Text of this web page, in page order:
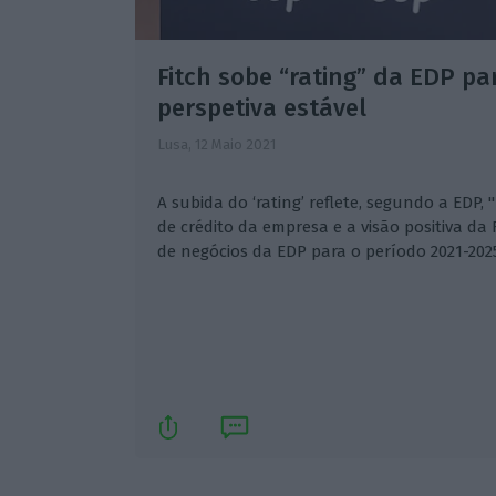
Fitch sobe “rating” da EDP
perspetiva estável
Lusa, 12 Maio 2021
A subida do ‘rating’ reflete, segundo a
de crédito da empresa e a visão positiva
de negócios da EDP para o período 2021-